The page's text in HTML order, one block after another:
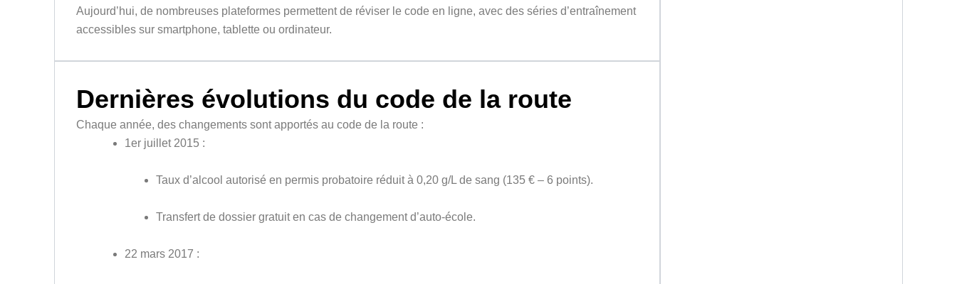
Aujourd’hui, de nombreuses plateformes permettent de réviser le code en ligne, avec des séries d’entraînement
accessibles sur smartphone, tablette ou ordinateur.
Dernières évolutions du code de la route
Chaque année, des changements sont apportés au code de la route :
1er juillet 2015 :
Taux d’alcool autorisé en permis probatoire réduit à 0,20 g/L de sang (135 € – 6 points).
Transfert de dossier gratuit en cas de changement d’auto-école.
22 mars 2017 :